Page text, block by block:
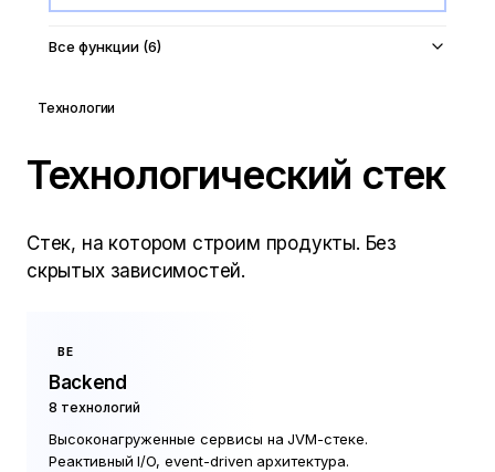
Все функции (6)
Технологии
Технологический стек
Стек, на котором строим продукты. Без
скрытых зависимостей.
BE
Backend
8 технологий
Высоконагруженные сервисы на JVM-стеке.
Реактивный I/O, event-driven архитектура.